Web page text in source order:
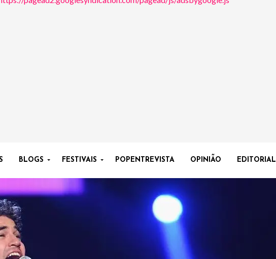
BLOGS FESTIVAIS POPENTREVISTA OPINIÃO EDITORIAL